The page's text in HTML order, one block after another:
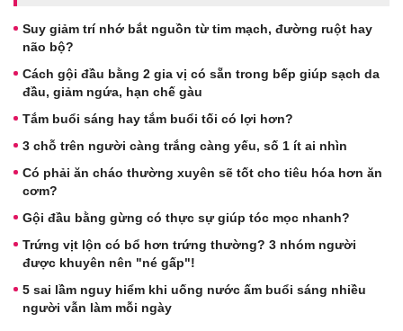
Suy giảm trí nhớ bắt nguồn từ tim mạch, đường ruột hay
não bộ?
Cách gội đầu bằng 2 gia vị có sẵn trong bếp giúp sạch da
đầu, giảm ngứa, hạn chế gàu
Tắm buổi sáng hay tắm buổi tối có lợi hơn?
3 chỗ trên người càng trắng càng yếu, số 1 ít ai nhìn
Có phải ăn cháo thường xuyên sẽ tốt cho tiêu hóa hơn ăn
cơm?
Gội đầu bằng gừng có thực sự giúp tóc mọc nhanh?
Trứng vịt lộn có bổ hơn trứng thường? 3 nhóm người
được khuyên nên "né gấp"!
5 sai lầm nguy hiểm khi uống nước ấm buổi sáng nhiều
người vẫn làm mỗi ngày